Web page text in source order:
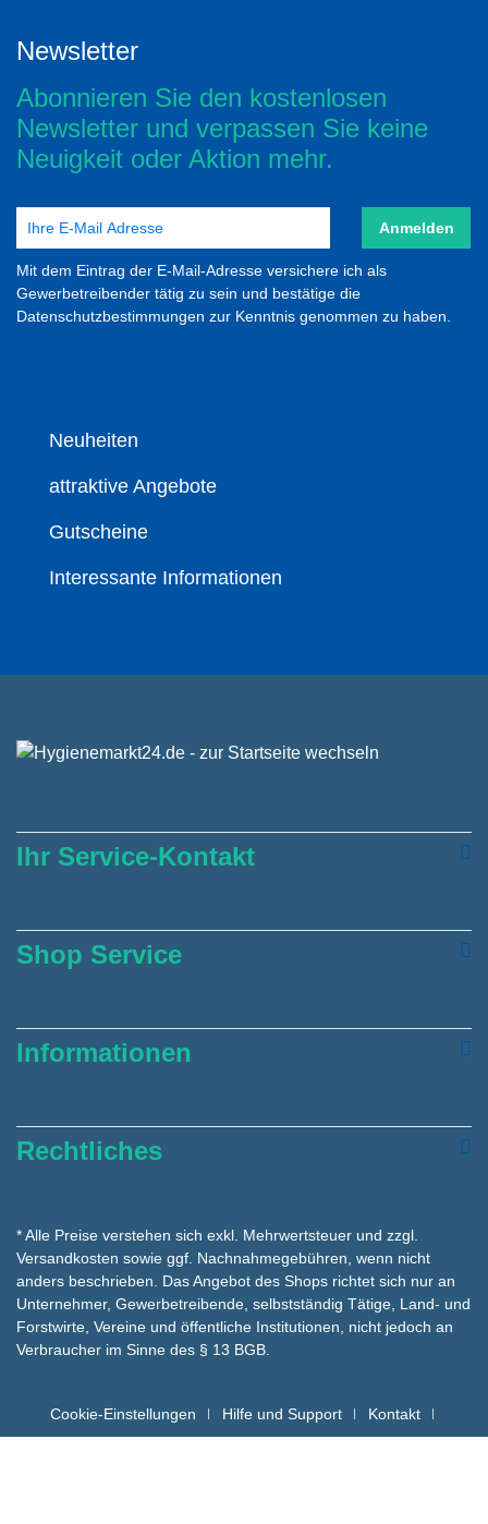
Newsletter
Abonnieren Sie den kostenlosen
Newsletter und verpassen Sie keine
Neuigkeit oder Aktion mehr.
Anmelden
Mit dem Eintrag der E-Mail-Adresse versichere ich als
Gewerbetreibender tätig zu sein und bestätige die
Datenschutzbestimmungen zur Kenntnis genommen zu haben.
Neuheiten
attraktive Angebote
Gutscheine
Interessante Informationen
Ihr Service-Kontakt
Shop Service
Informationen
Rechtliches
* Alle Preise verstehen sich exkl. Mehrwertsteuer und zzgl.
Versandkosten sowie ggf. Nachnahmegebühren, wenn nicht
anders beschrieben. Das Angebot des Shops richtet sich nur an
Unternehmer, Gewerbetreibende, selbstständig Tätige, Land- und
Forstwirte, Vereine und öffentliche Institutionen, nicht jedoch an
Verbraucher im Sinne des § 13 BGB.
Cookie-Einstellungen Hilfe und Support Kontakt